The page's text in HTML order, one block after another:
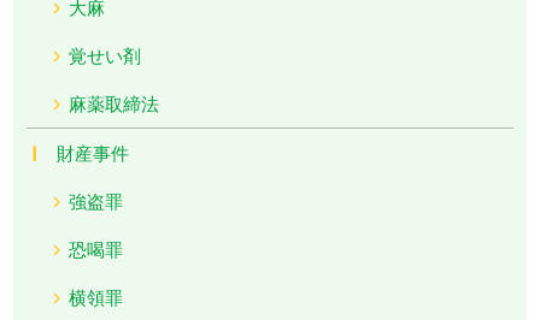
大麻
覚せい剤
麻薬取締法
財産事件
強盗罪
恐喝罪
横領罪